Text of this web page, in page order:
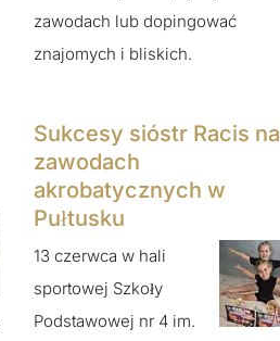
zawodach lub dopingować
znajomych i bliskich.
Sukcesy sióstr Racis na
zawodach
akrobatycznych w
Pułtusku
13 czerwca w hali
sportowej Szkoły
Podstawowej nr 4 im.